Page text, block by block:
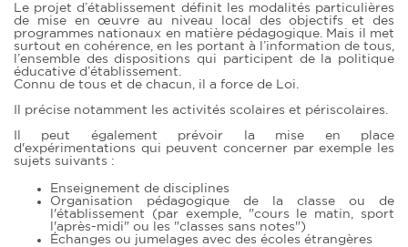
Le projet d’établissement définit les modalités particulières
de mise en œuvre au niveau local des objectifs et des
programmes nationaux en matière pédagogique. Mais il met
surtout en cohérence, en les portant à l’information de tous,
l’ensemble des dispositions qui participent de la politique
éducative d’établissement.
Connu de tous et de chacun, il a force de Loi.
Il précise notamment les activités scolaires et périscolaires.
Il peut également prévoir la mise en place
d'expérimentations qui peuvent concerner par exemple les
sujets suivants :
Enseignement de disciplines
Organisation pédagogique de la classe ou de
l'établissement (par exemple, "cours le matin, sport
l'après-midi" ou les "classes sans notes")
Échanges ou jumelages avec des écoles étrangères